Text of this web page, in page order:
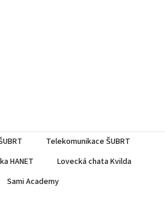
Telekomunikace ŠUBRT
HANET
Lovecká chata Kvilda
Sami Academy